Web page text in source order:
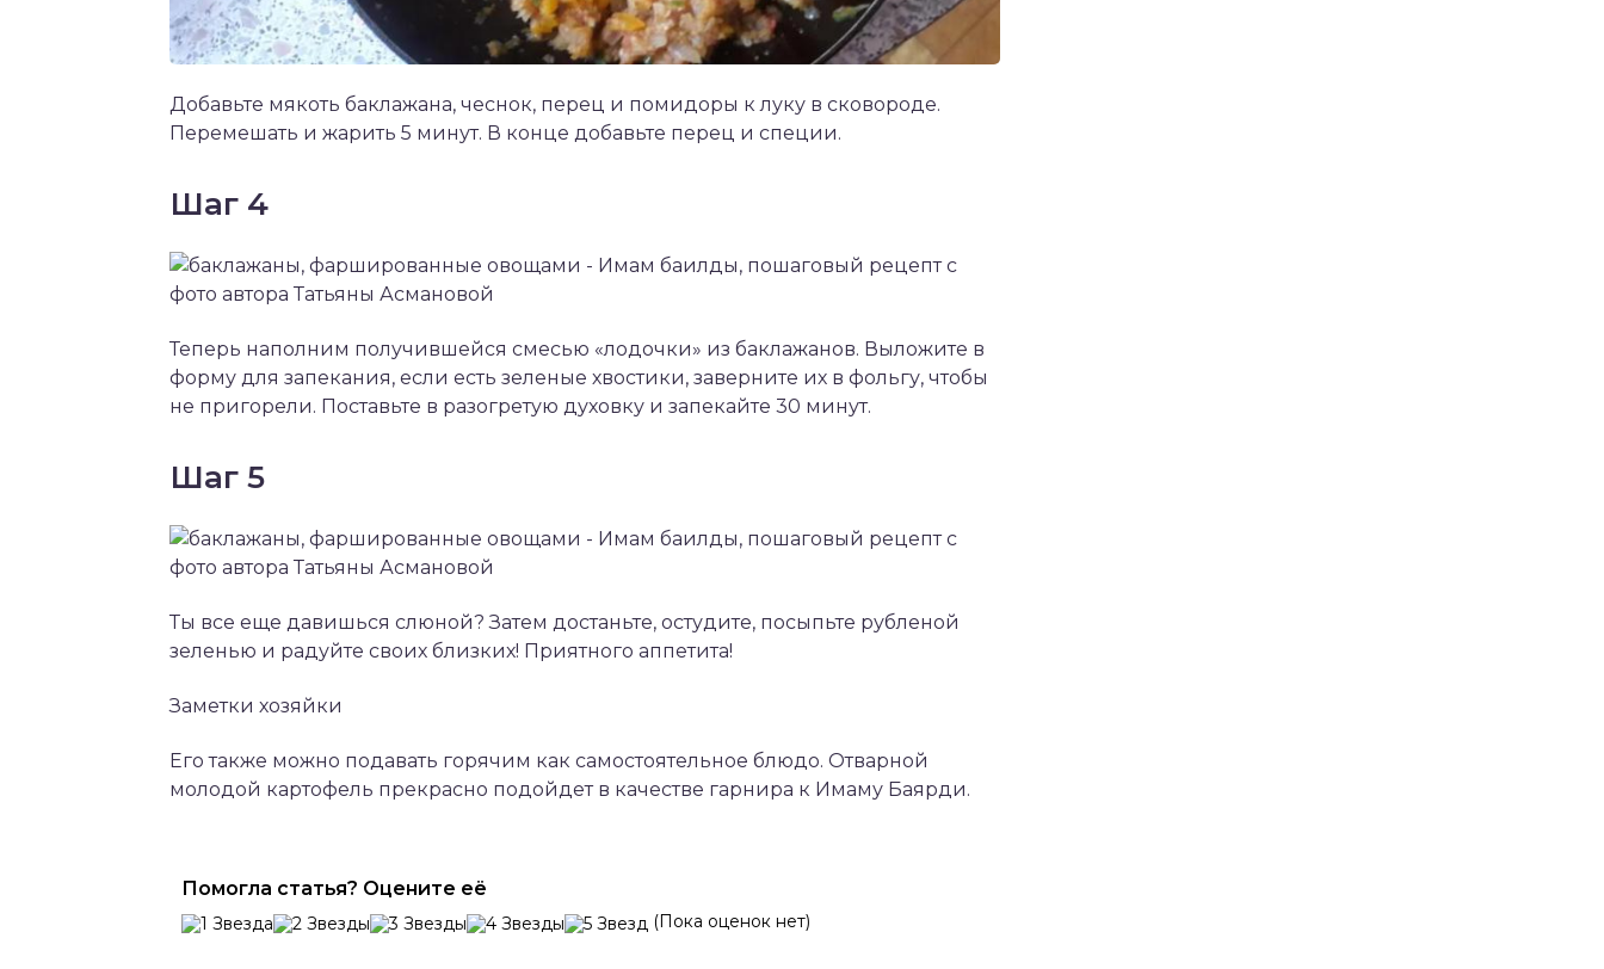
Добавьте мякоть баклажана, чеснок, перец и помидоры к луку в сковороде.
Перемешать и жарить 5 минут. В конце добавьте перец и специи.
Шаг 4
Теперь наполним получившейся смесью «лодочки» из баклажанов. Выложите в
форму для запекания, если есть зеленые хвостики, заверните их в фольгу, чтобы
не пригорели. Поставьте в разогретую духовку и запекайте 30 минут.
Шаг 5
Ты все еще давишься слюной? Затем достаньте, остудите, посыпьте рубленой
зеленью и радуйте своих близких! Приятного аппетита!
Заметки хозяйки
Его также можно подавать горячим как самостоятельное блюдо. Отварной
молодой картофель прекрасно подойдет в качестве гарнира к Имаму Баярди.
Помогла статья? Оцените её
(Пока оценок нет)